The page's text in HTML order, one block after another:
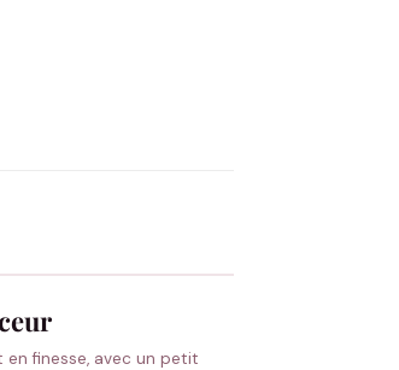
en finesse, avec un petit